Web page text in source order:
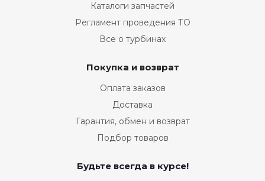
Каталоги запчастей
Регламент проведения ТО
Все о турбинах
Покупка и возврат
Оплата заказов
Доставка
Гарантия, обмен и возврат
Подбор товаров
Будьте всегда в курсе!